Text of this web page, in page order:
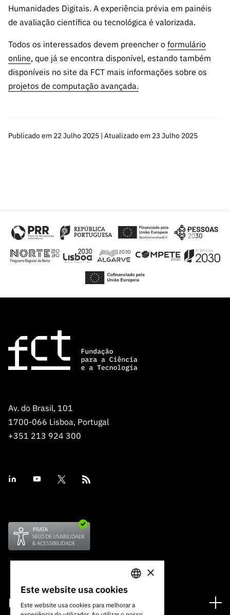
Humanidades Digitais. A experiência prévia em painéis
de avaliação científica ou tecnológica é valorizada.
Todos os interessados devem preencher o formulário
online, que já se encontra disponível, estando também
disponíveis no site da FCT mais informações sobre os
projetos de computação avançada.
Publicado em 22 Julho 2025 | Atualizado em 23 Julho 2025
Av. do Brasil, 101
1700-066 Lisboa, Portugal
+351 213 924 300
Financiamento
PORTUGUESE
×
Este website usa cookies
Este website usa cookies para melhorar a